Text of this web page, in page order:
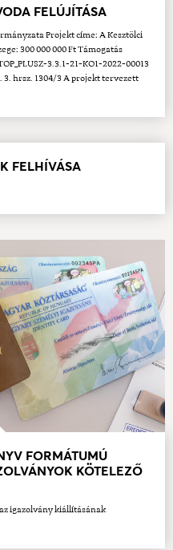
FELÚJÍTÁSA
Projekt címe: A Kesztölci
300 000 000 Ft Támogatás
3.3.1-21-KO1-2022-00013
3. hrsz. 1304/3 A projekt tervezett
FELHÍVÁSA
FORMÁTUMÚ
KÖTELEZŐ
igazolvány kiállításának